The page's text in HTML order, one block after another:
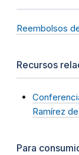
Reembolsos
Recursos
Ramírez
Para